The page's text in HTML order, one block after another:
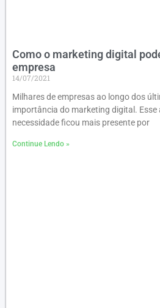
Como o marketing digital
empresa
14/07/2021
Milhares de empresas ao longo dos
importância do marketing digital. Esse
necessidade ficou mais presente por
Continue Lendo »